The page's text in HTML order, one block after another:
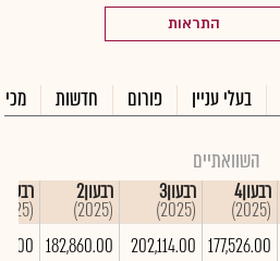
התראות
בעלי עניין פורום חדשות
השוואתיים
רבעון4
(2025)
רבעון3
(2025)
רבעון2
(2025)
רבעון1
(2025)
177,526.00
202,114.00
182,860.00